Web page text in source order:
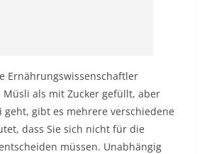
Ernährungswissenschaftler
Müsli als mit Zucker gefüllt, aber
geht, gibt es mehrere verschiedene
dass Sie sich nicht für die
müssen. Unabhängig